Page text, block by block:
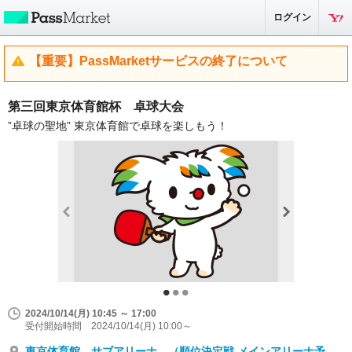
ログイン
【重要】PassMarketサービスの終了について
第三回東京体育館杯 卓球大会
”卓球の聖地” 東京体育館で卓球を楽しもう！
2024/10/14(月) 10:45 ～ 17:00
受付開始時間 2024/10/14(月) 10:00～